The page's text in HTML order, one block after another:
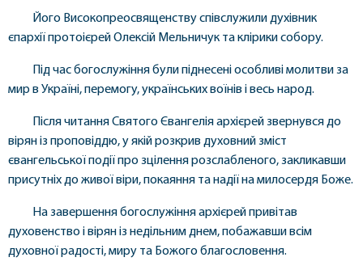
Його Високопреосвященству співслужили духівник
єпархії протоієрей Олексій Мельничук та клірики собору.
Під час богослужіння були піднесені особливі молитви за
мир в Україні, перемогу, українських воїнів і весь народ.
Після читання Святого Євангелія архієрей звернувся до
вірян із проповіддю, у якій розкрив духовний зміст
євангельської події про зцілення розслабленого, закликавши
присутніх до живої віри, покаяння та надії на милосердя Боже.
На завершення богослужіння архієрей привітав
духовенство і вірян із недільним днем, побажавши всім
духовної радості, миру та Божого благословення.